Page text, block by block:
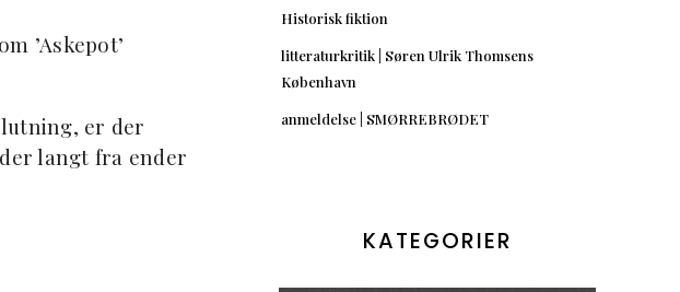
’Askepot’
er der
langt fra ender
Historisk fiktion
litteraturkritik | Søren Ulrik Thomsens
København
anmeldelse | SMØRREBRØDET
KATEGORIER